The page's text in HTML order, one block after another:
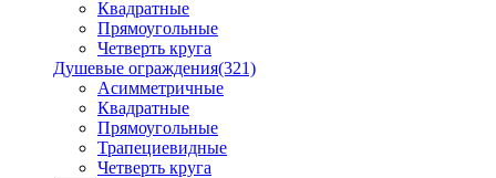
Квадратные
Прямоугольные
Четверть круга
Душевые ограждения(321)
Асимметричные
Квадратные
Прямоугольные
Трапециевидные
Четверть круга